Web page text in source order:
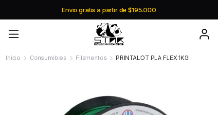
Envio gratis a partir de $195.000
Inicio Consumibles Filamentos PRINTALOT PLA FLEX 1KG